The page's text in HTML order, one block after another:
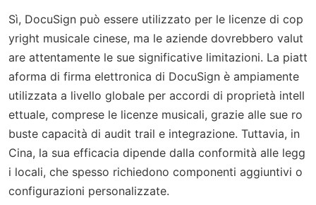
Sì, DocuSign può essere utilizzato per le licenze di cop
yright musicale cinese, ma le aziende dovrebbero valut
are attentamente le sue significative limitazioni. La piatt
aforma di firma elettronica di DocuSign è ampiamente
utilizzata a livello globale per accordi di proprietà intell
ettuale, comprese le licenze musicali, grazie alle sue ro
buste capacità di audit trail e integrazione. Tuttavia, in
Cina, la sua efficacia dipende dalla conformità alle legg
i locali, che spesso richiedono componenti aggiuntivi o
configurazioni personalizzate.